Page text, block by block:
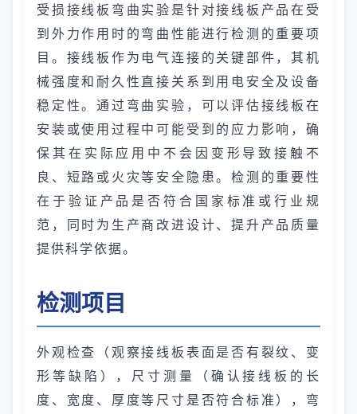
受损接线板弯曲实验是针对接线板产品在受
到外力作用时的弯曲性能进行检测的重要项
目。接线板作为电气连接的关键部件，其机
械强度和耐久性直接关系到用电安全及设备
稳定性。通过弯曲实验，可以评估接线板在
安装或使用过程中可能受到的应力影响，确
保其在实际应用中不会因变形导致接触不
良、短路或火灾等安全隐患。检测的重要性
在于验证产品是否符合国家标准或行业规
范，同时为生产商改进设计、提升产品质量
提供科学依据。
检测项目
外观检查（观察接线板表面是否有裂纹、变
形等缺陷），尺寸测量（确认接线板的长
度、宽度、厚度等尺寸是否符合标准），弯